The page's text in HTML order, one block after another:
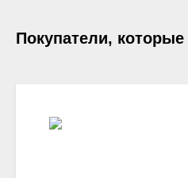
Покупатели,